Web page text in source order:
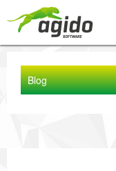
UNTERNEHMEN
LÖSUNGEN
Blog